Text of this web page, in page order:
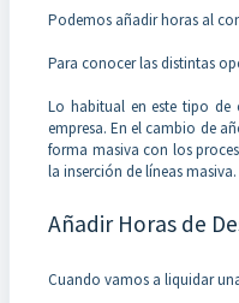
Podemos añadir horas al
Para conocer las distintas
Lo habitual en este tipo de
empresa. En el cambio de
forma masiva con los
la inserción de líneas masiva.
Añadir Horas de
Cuando vamos a liquidar